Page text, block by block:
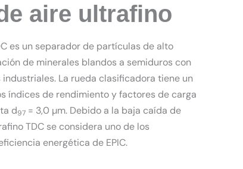
aire ultrafino
es un separador de partículas de alto
de minerales blandos a semiduros con
La rueda clasificadora tiene un
índices de rendimiento y factores de carga
d97 = 3,0 µm. Debido a la baja caída de
TDC se considera uno de los
energética de EPIC.